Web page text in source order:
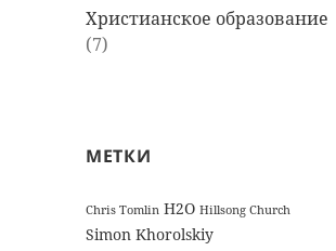
Христианское образование
(7)
МЕТКИ
Chris Tomlin H2O Hillsong Church
Simon Khorolskiy